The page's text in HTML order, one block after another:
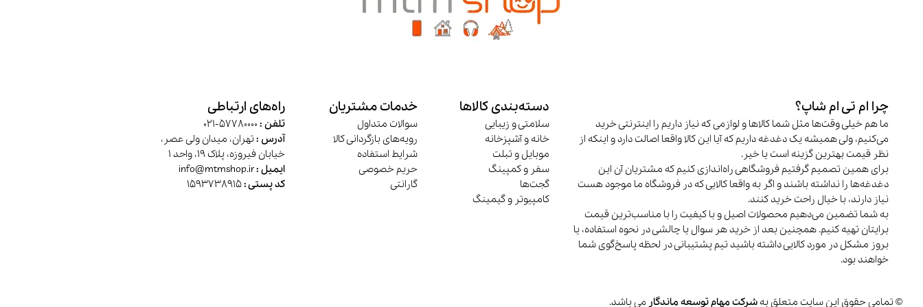
چرا ام تی ام شاپ؟
ما هم خیلی وقت‌ها مثل شما کالاها و لوازمی که نیاز داریم را اینترنتی خرید
می‌کنیم، ولی همیشه یک دغدغه داریم که آیا این کالا واقعا اصالت دارد و اینکه از
نظر قیمت بهترین گزینه است یا خیر.
برای همین تصمیم گرفتیم فروشگاهی راه‌اندازی کنیم که مشتریان آن این
دغدغه‌ها را نداشته باشند و اگر به واقعا کالایی که در فروشگاه ما موجود هست
نیاز دارند، با خیال راحت خرید کنند.
به شما تضمین می‌دهیم محصولات اصیل و با کیفیت را با مناسب‌ترین قیمت
برایتان تهیه کنیم. همچنین بعد از خرید هر سوال یا چالشی در نحوه استفاده، یا
بروز مشکل در مورد کالایی داشته باشید تیم پشتیبانی در لحظه پاسخ‌گوی شما
خواهند بود.
دسته‌بندی کالاها
سلامتی و زیبایی
خانه و آشپزخانه
موبایل و تبلت
سفر و کمپینگ
گجت‌ها
کامپیوتر و گیمینگ
خدمات مشتریان
سوالات متداول
رویه‌های بازگردانی کالا
شرایط استفاده
حریم خصوصی
گارانتی
راه‌های ارتباطی
تلفن :57780000-021
آدرس :تهران، میدان ولی عصر،
خیابان فیروزه، پلاک 19، واحد 1
ایمیل :info@mtmshop.ir
کد پستی :1593738915
© تمامی حقوق این سایت متعلق به شرکت مهام توسعه ماندگار می باشد.